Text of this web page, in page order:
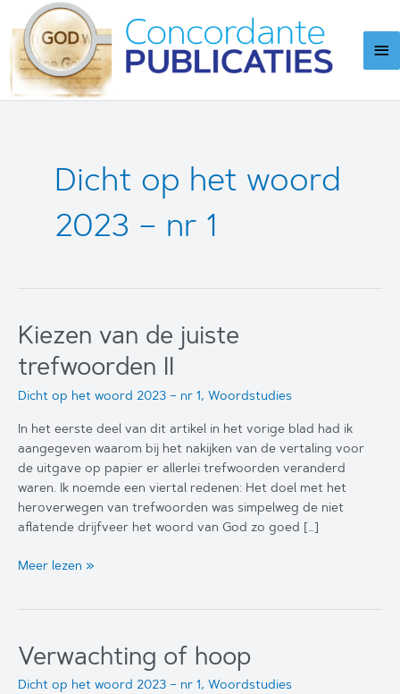
naar
de
inhoud
Dicht op het woord
2023 – nr 1
Kiezen van de juiste
trefwoorden II
Dicht op het woord 2023 – nr 1, Woordstudies
In het eerste deel van dit artikel in het vorige blad had ik
aangegeven waarom bij het nakijken van de vertaling voor
de uitgave op papier er allerlei trefwoorden veranderd
waren. Ik noemde een viertal redenen: Het doel met het
heroverwegen van trefwoorden was simpelweg de niet
aflatende drijfveer het woord van God zo goed […]
Kiezen
Meer lezen »
Verwachting of hoop
Dicht op het woord 2023 – nr 1, Woordstudies